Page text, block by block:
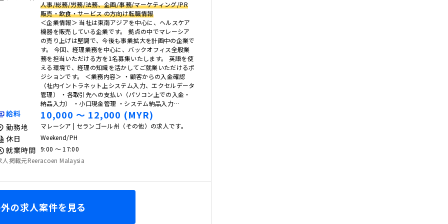
人事/総務/労務/法務、企画/事務/マーケティング/PR
販売・飲食・サービス の方向け転職情報
＜企業情報＞ 当社は東南アジアを中心に、ヘルスケア
機器を販売している企業です。 拠点の中でマレーシア
の売り上げは堅調で、今後も事業拡大を計画中の企業で
す。 今回、経理業務を中心に、バックオフィス全般業
務を担当いただける方を1名募集いたします。 英語を使
える環境で、経理の知識を活かしてご就業いただけるポ
ジションです。 ＜業務内容＞ ・顧客からの入金確認
（社内イントラネット上システム入力、エクセルデータ
管理） ・各取引先への支払い（パソコン上での入金・
納品入力） ・小口現金管理 ・システム納品入力…
給料 10,000 〜 12,000 (MYR)
勤務地 マレーシア | セランゴール州（その他）の求人です。
休日 Weekend/PH
就業時間 9:00 〜 17:00
人掲載元Reeracoen Malaysia
の求人案件を見る